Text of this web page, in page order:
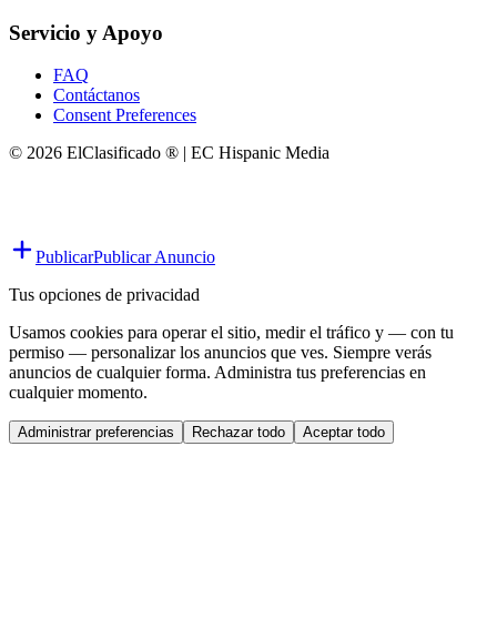
Servicio y Apoyo
FAQ
Contáctanos
Consent Preferences
© 2026 ElClasificado ® | EC Hispanic Media
PublicarPublicar Anuncio
Tus opciones de privacidad
Usamos cookies para operar el sitio, medir el tráfico y — con tu
permiso — personalizar los anuncios que ves. Siempre verás
anuncios de cualquier forma. Administra tus preferencias en
cualquier momento.
Administrar preferencias Rechazar todo Aceptar todo